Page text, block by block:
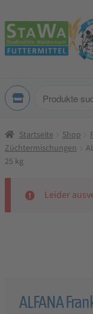
Zur
Navigation
springen
Zum
Inhalt
springen
Produkte
Startseite Shop
Züchtermischungen
25 kg
Leider
ALFANA